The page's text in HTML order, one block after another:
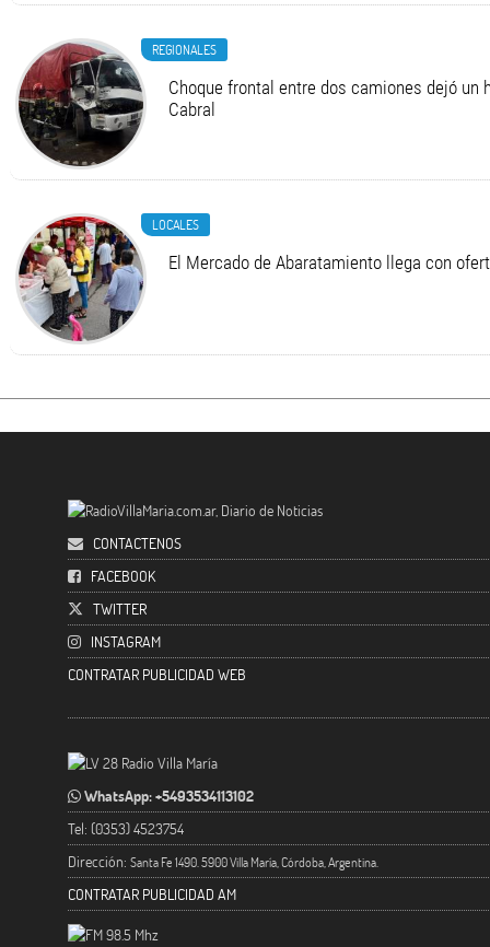
REGIONALES
Choque frontal entre dos camiones dejó un
Cabral
LOCALES
El Mercado de Abaratamiento llega con
CONTACTENOS
FACEBOOK
TWITTER
INSTAGRAM
CONTRATAR PUBLICIDAD WEB
WhatsApp: +5493534113102
Tel: (0353) 4523754
Dirección: Santa Fe 1490. 5900 Villa María, Córdoba, Argentina.
CONTRATAR PUBLICIDAD AM